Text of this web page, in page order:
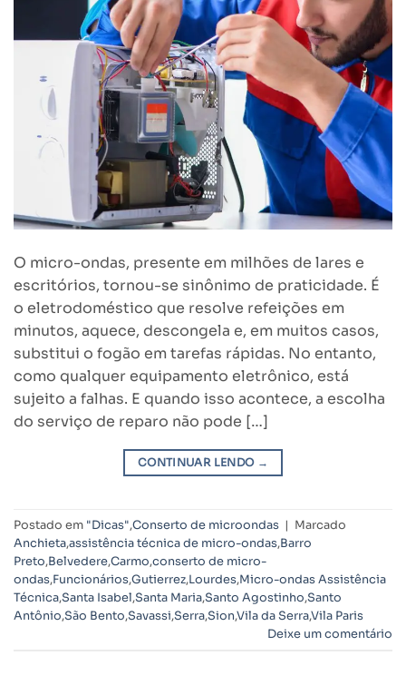
O micro-ondas, presente em milhões de lares e
escritórios, tornou-se sinônimo de praticidade. É
o eletrodoméstico que resolve refeições em
minutos, aquece, descongela e, em muitos casos,
substitui o fogão em tarefas rápidas. No entanto,
como qualquer equipamento eletrônico, está
sujeito a falhas. E quando isso acontece, a escolha
do serviço de reparo não pode […]
CONTINUAR LENDO →
Postado em "Dicas",Conserto de microondas | Marcado
Anchieta,assistência técnica de micro-ondas,Barro
Preto,Belvedere,Carmo,conserto de micro-
ondas,Funcionários,Gutierrez,Lourdes,Micro-ondas Assistência
Técnica,Santa Isabel,Santa Maria,Santo Agostinho,Santo
Antônio,São Bento,Savassi,Serra,Sion,Vila da Serra,Vila Paris
Deixe um comentário